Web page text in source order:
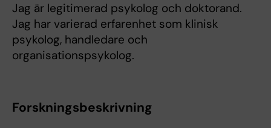
Jag är legitimerad psykolog och doktorand.
Jag har varierad erfarenhet som klinisk
psykolog, handledare och
organisationspsykolog.
Forskningsbeskrivning